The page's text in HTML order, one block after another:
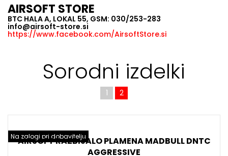
AIRSOFT STORE
BTC HALA A, LOKAL 55, GSM: 030/253-283
info@airsoft-store.si
https://www.facebook.com/AirsoftStore.si
Sorodni izdelki
1 2
Na zalogi pri dobavitelju